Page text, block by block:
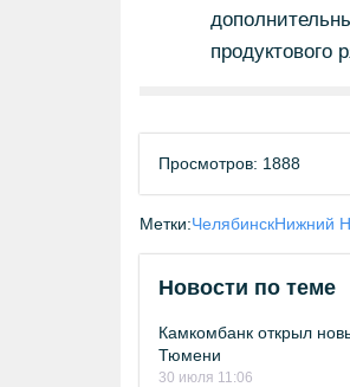
продуктового
Просмотров: 1888
Метки:ЧелябинскНижний
Новости по теме
Камкомбанк открыл
Тюмени
30 июля 11:06